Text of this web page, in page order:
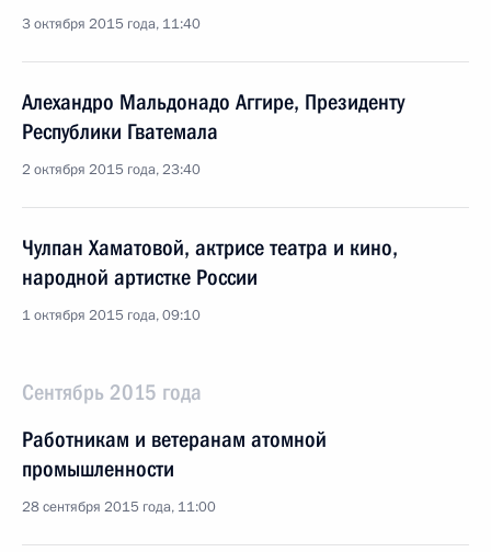
3 октября 2015 года, 11:40
Алехандро Мальдонадо Аггире, Президенту
Республики Гватемала
2 октября 2015 года, 23:40
Чулпан Хаматовой, актрисе театра и кино,
народной артистке России
1 октября 2015 года, 09:10
Сентябрь 2015 года
Работникам и ветеранам атомной
промышленности
28 сентября 2015 года, 11:00